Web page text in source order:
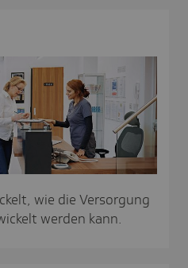
wie die Versorgung
werden kann.